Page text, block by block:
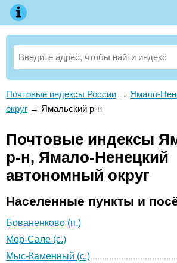
Почтовые индексы России → Ямало-
округ → Ямальский р-н
Почтовые индексы
р-н, Ямало-Ненецкий
автономный округ
Населенные пункты и
Бованенково (п.)
Мор-Сале (с.)
Мыс-Каменный (с.)